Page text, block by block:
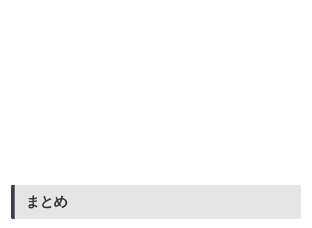
まとめ